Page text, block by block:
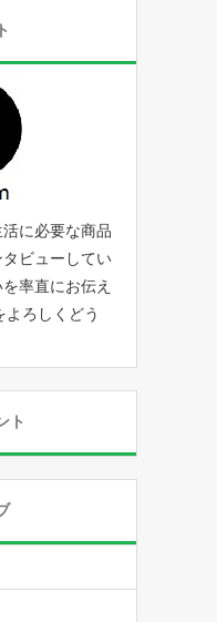
に必要な商品
ビューしてい
率直にお伝え
よろしくどう
ト